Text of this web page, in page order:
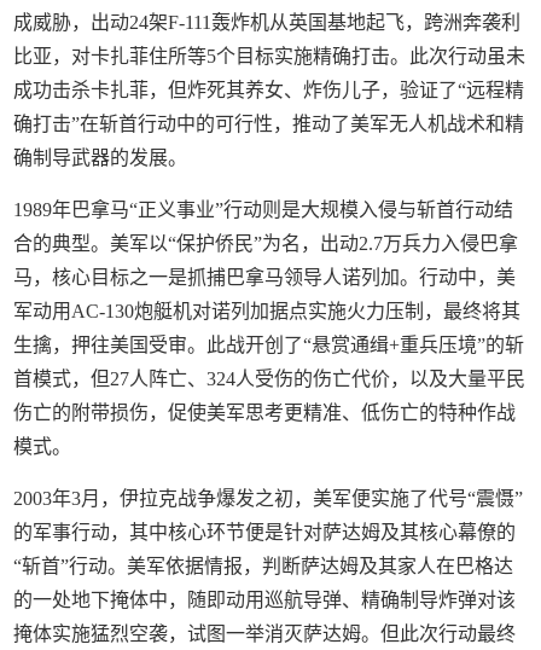
成威胁，出动24架F-111轰炸机从英国基地起飞，跨洲奔袭利
比亚，对卡扎菲住所等5个目标实施精确打击。此次行动虽未
成功击杀卡扎菲，但炸死其养女、炸伤儿子，验证了“远程精
确打击”在斩首行动中的可行性，推动了美军无人机战术和精
确制导武器的发展。
1989年巴拿马“正义事业”行动则是大规模入侵与斩首行动结
合的典型。美军以“保护侨民”为名，出动2.7万兵力入侵巴拿
马，核心目标之一是抓捕巴拿马领导人诺列加。行动中，美
军动用AC-130炮艇机对诺列加据点实施火力压制，最终将其
生擒，押往美国受审。此战开创了“悬赏通缉+重兵压境”的斩
首模式，但27人阵亡、324人受伤的伤亡代价，以及大量平民
伤亡的附带损伤，促使美军思考更精准、低伤亡的特种作战
模式。
2003年3月，伊拉克战争爆发之初，美军便实施了代号“震慑”
的军事行动，其中核心环节便是针对萨达姆及其核心幕僚的
“斩首”行动。美军依据情报，判断萨达姆及其家人在巴格达
的一处地下掩体中，随即动用巡航导弹、精确制导炸弹对该
掩体实施猛烈空袭，试图一举消灭萨达姆。但此次行动最终